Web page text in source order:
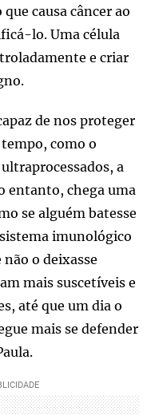
causa câncer ao
lo. Uma célula
e criar
de nos proteger
como o
a
entanto, chega uma
se alguém batesse
imunológico
o deixasse
mais suscetíveis e
até que um dia o
mais se defender